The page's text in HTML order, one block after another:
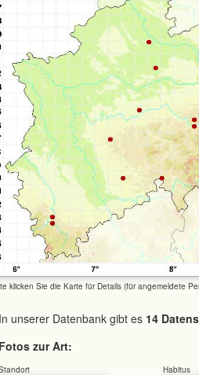
klicken Sie die Karte für Details (für angemeldete
unserer Datenbank gibt es 14
zur Art:
Habitus